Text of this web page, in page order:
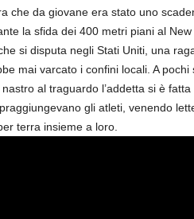
che da giovane era stato uno
la sfida dei 400 metri piani al New
si disputa negli Stati Uniti, una
mai varcato i confini locali. A pochi
al traguardo l’addetta si è
gli atleti, venendo
terra insieme a loro.